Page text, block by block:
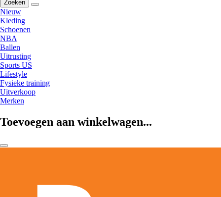
Zoeken
Nieuw
Kleding
Schoenen
NBA
Ballen
Uitrusting
Sports US
Lifestyle
Fysieke training
Uitverkoop
Merken
Toevoegen aan winkelwagen...